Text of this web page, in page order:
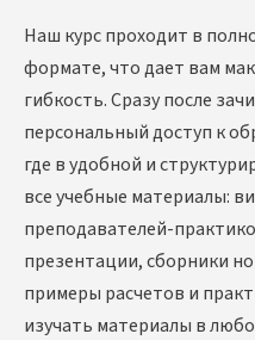
Наш курс проходит в
формате, что дает вам
гибкость. Сразу после
персональный доступ к
где в удобной и
все учебные материалы:
преподавателей-
презентации, сборники
примеры расчетов и
изучать материалы в